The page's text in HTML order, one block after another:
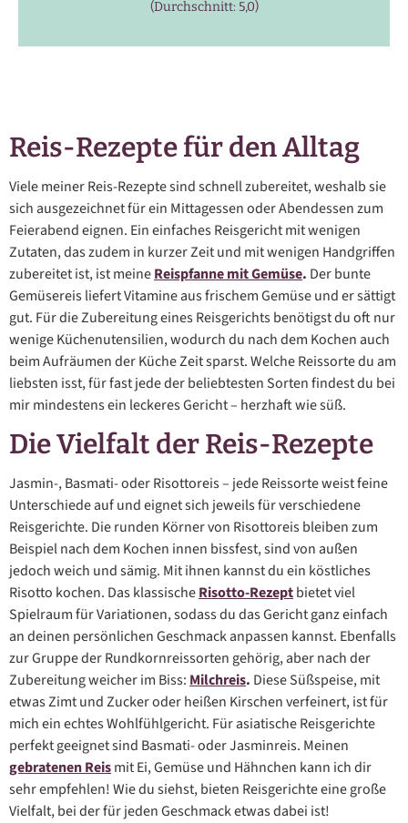
(Durchschnitt: 5,0)
Reis-Rezepte für den Alltag
Viele meiner Reis-Rezepte sind schnell zubereitet, weshalb sie
sich ausgezeichnet für ein Mittagessen oder Abendessen zum
Feierabend eignen. Ein einfaches Reisgericht mit wenigen
Zutaten, das zudem in kurzer Zeit und mit wenigen Handgriffen
zubereitet ist, ist meineReispfanne mit Gemüse. Der bunte
Gemüsereis liefert Vitamine aus frischem Gemüse und er sättigt
gut. Für die Zubereitung eines Reisgerichts benötigst du oft nur
wenige Küchenutensilien, wodurch du nach dem Kochen auch
beim Aufräumen der Küche Zeit sparst. Welche Reissorte du am
liebsten isst, für fast jede der beliebtesten Sorten findest du bei
mir mindestens ein leckeres Gericht – herzhaft wie süß.
Die Vielfalt der Reis-Rezepte
Jasmin-, Basmati- oder Risottoreis – jede Reissorte weist feine
Unterschiede auf und eignet sich jeweils für verschiedene
Reisgerichte. Die runden Körner von Risottoreis bleiben zum
Beispiel nach dem Kochen innen bissfest, sind von außen
jedoch weich und sämig. Mit ihnen kannst du ein köstliches
Risotto kochen. Das klassischeRisotto-Rezeptbietet viel
Spielraum für Variationen, sodass du das Gericht ganz einfach
an deinen persönlichen Geschmack anpassen kannst. Ebenfalls
zur Gruppe der Rundkornreissorten gehörig, aber nach der
Zubereitung weicher im Biss: Milchreis. Diese Süßspeise, mit
etwas Zimt und Zucker oder heißen Kirschen verfeinert, ist für
mich ein echtes Wohlfühlgericht. Für asiatische Reisgerichte
perfekt geeignet sind Basmati- oder Jasminreis. Meinen
gebratenen Reismit Ei, Gemüse und Hähnchen kann ich dir
sehr empfehlen! Wie du siehst, bieten Reisgerichte eine große
Vielfalt, bei der für jeden Geschmack etwas dabei ist!